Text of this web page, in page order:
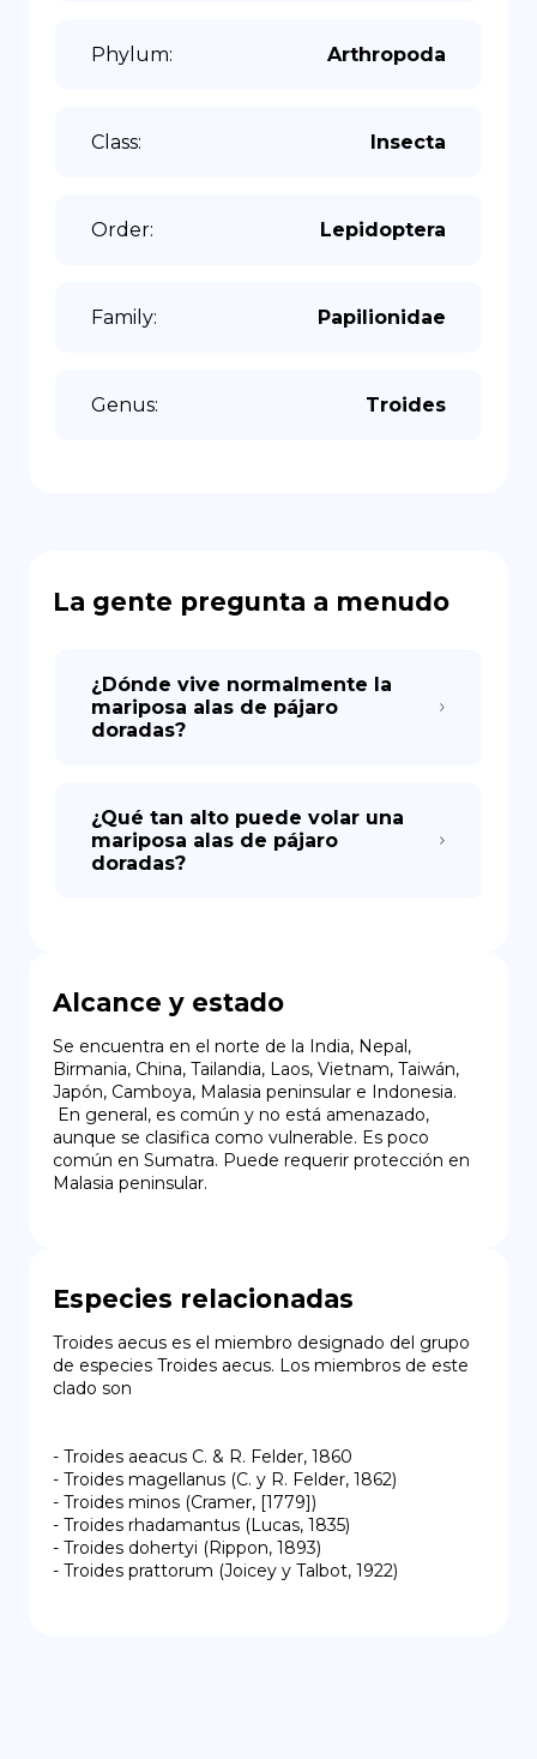
Phylum: Arthropoda
Class: Insecta
Order: Lepidoptera
Family: Papilionidae
Genus: Troides
La gente pregunta a menudo
¿Dónde vive normalmente la
mariposa alas de pájaro
doradas?
¿Qué tan alto puede volar una
mariposa alas de pájaro
doradas?
Alcance y estado
Se encuentra en el norte de la India, Nepal,
Birmania, China, Tailandia, Laos, Vietnam, Taiwán,
Japón, Camboya, Malasia peninsular e Indonesia.
aunque se clasifica como vulnerable. Es poco
común en Sumatra. Puede requerir protección en
Malasia peninsular.
Especies relacionadas
Troides aecus es el miembro designado del grupo
de especies Troides aecus. Los miembros de este
clado son
- Troides aeacus C. & R. Felder, 1860
- Troides magellanus (C. y R. Felder, 1862)
- Troides minos (Cramer, [1779])
- Troides rhadamantus (Lucas, 1835)
- Troides dohertyi (Rippon, 1893)
- Troides prattorum (Joicey y Talbot, 1922)